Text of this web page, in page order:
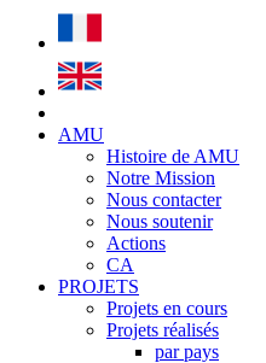
AMU
Histoire de AMU
Notre Mission
Nous contacter
Nous soutenir
Actions
CA
PROJETS
Projets en cours
Projets réalisés
par pays